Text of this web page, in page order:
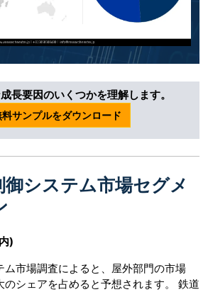
長要因のいくつかを理解します。
料サンプルをダウンロード
システム市場セグメ
)
ム市場調査によると、屋外部門の市場
のシェアを占めると予想されます。 鉄道